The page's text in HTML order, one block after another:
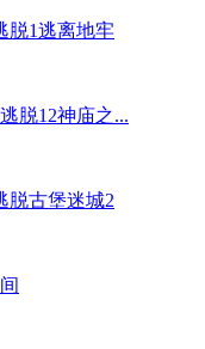
脱1逃离地牢
脱12神庙之...
脱古堡迷城2